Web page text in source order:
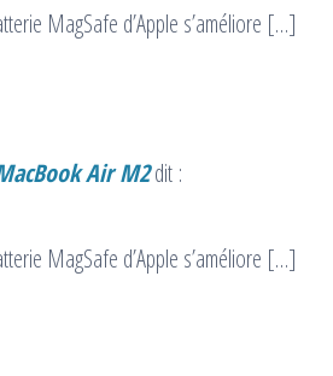
MagSafe d’Apple s’améliore […]
Air M2dit :
MagSafe d’Apple s’améliore […]